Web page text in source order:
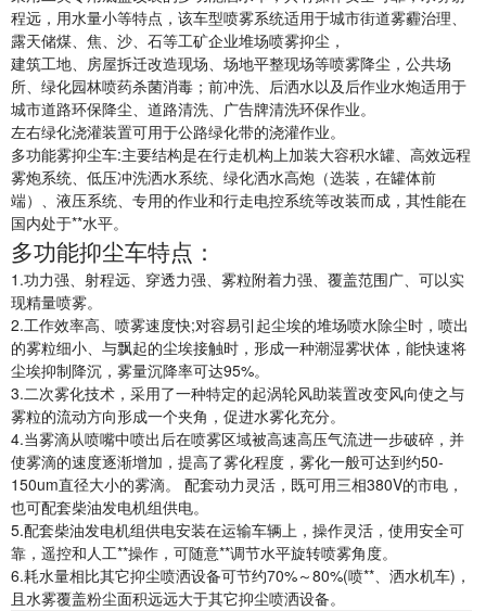
程远，用水量小等特点，该车型喷雾系统适用于城市街道雾霾治理、
露天储煤、焦、沙、石等工矿企业堆场喷雾抑尘，
建筑工地、房屋拆迁改造现场、场地平整现场等喷雾降尘，公共场
所、绿化园林喷药杀菌消毒；前冲洗、后洒水以及后作业水炮适用于
城市道路环保降尘、道路清洗、广告牌清洗环保作业。
左右绿化浇灌装置可用于公路绿化带的浇灌作业。
多功能雾抑尘车:主要结构是在行走机构上加装大容积水罐、高效远程
雾炮系统、低压冲洗洒水系统、绿化洒水高炮（选装，在罐体前
端）、液压系统、专用的作业和行走电控系统等改装而成，其性能在
国内处于**水平。
多功能抑尘车特点：
1.功力强、射程远、穿透力强、雾粒附着力强、覆盖范围广、可以实
现精量喷雾。
2.工作效率高、喷雾速度快;对容易引起尘埃的堆场喷水除尘时，喷出
的雾粒细小、与飘起的尘埃接触时，形成一种潮湿雾状体，能快速将
尘埃抑制降沉，雾量沉降率可达95%。
3.二次雾化技术，采用了一种特定的起涡轮风助装置改变风向使之与
雾粒的流动方向形成一个夹角，促进水雾化充分。
4.当雾滴从喷嘴中喷出后在喷雾区域被高速高压气流进一步破碎，并
使雾滴的速度逐渐增加，提高了雾化程度，雾化一般可达到约50-
150um直径大小的雾滴。 配套动力灵活，既可用三相380V的市电，
也可配套柴油发电机组供电。
5.配套柴油发电机组供电安装在运输车辆上，操作灵活，使用安全可
靠，遥控和人工**操作，可随意**调节水平旋转喷雾角度。
6.耗水量相比其它抑尘喷洒设备可节约70%～80%(喷**、洒水机车)，
且水雾覆盖粉尘面积远远大于其它抑尘喷洒设备。